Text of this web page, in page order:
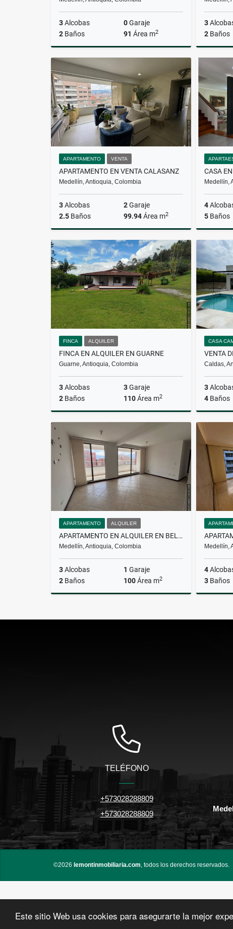
Este sitio Web usa cookies para asegurarte la mejor
3Alcobas 0Garaje
2 Baños 91 Área m2
$3.400.000
3
2 Baños
APARTAMENTO VENTA
APARTAMENTO EN VENTA CALASANZ
Medellín, Antioquia, Colombia
3Alcobas 2Garaje
2.5 Baños 99.94Área m2
Venta
$850.000.000
CASA
Medellín,
4
5 Baños
FINCA ALQUILER
FINCA EN ALQUILER EN GUARNE
Guarne, Antioquia, Colombia
3Alcobas 3Garaje
2 Baños 110Área m2
$4.000.000
CASA
Caldas,
3
4 Baños
APARTAMENTO ALQUILER
APARTAMENTO EN ALQUILER EN BELÉN
Medellín, Antioquia, Colombia
3Alcobas 1 Garaje
2 Baños 100Área m2
$3.900.000
Medellín,
4
3 Baños
TELÉFONO
+573028288809
+573028288809
©2026 lemontinmobiliaria.com, todos los derechos reservados.